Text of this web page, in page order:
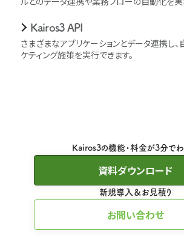
Kairos3 API
さまざまなアプリケーションとデータ連携し
ケティング施策を実行できます。
Kairos3の機能・料金が3分でわ
資料ダウンロード
新規導入＆お見積り
お問い合わせ